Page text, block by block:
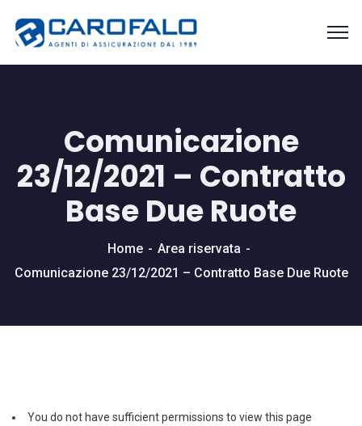
Comunicazione
23/12/2021 – Contratto
Base Due Ruote
Home
Area riservata
Comunicazione 23/12/2021 – Contratto Base Due Ruote
You do not have sufficient permissions to view this page